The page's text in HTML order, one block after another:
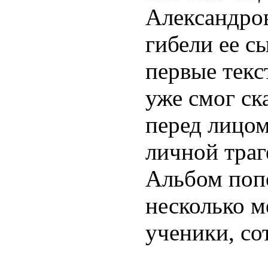
гибели ее
первые
уже смог
перед
личной
Альбом
несколько
ученики,